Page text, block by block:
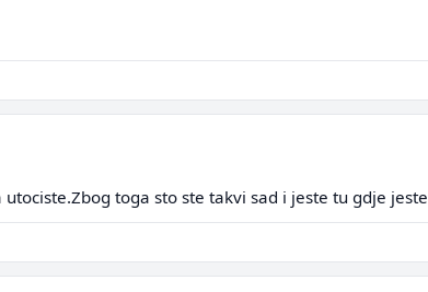
toga sto ste takvi sad i jeste tu gdje jeste